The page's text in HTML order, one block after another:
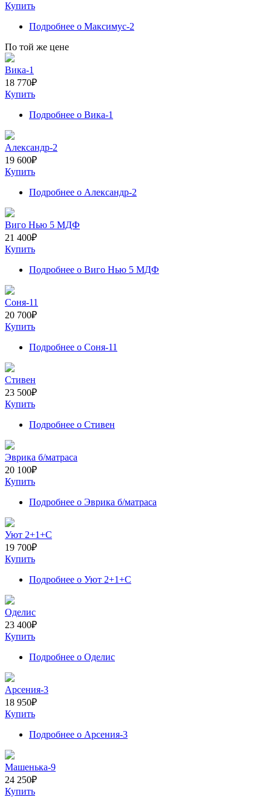
Купить
Подробнее о Максимус-2
По той же цене
Вика-1
18 770₽
Купить
Подробнее о Вика-1
Александр-2
19 600₽
Купить
Подробнее о Александр-2
Виго Нью 5 МДФ
21 400₽
Купить
Подробнее о Виго Нью 5 МДФ
Соня-11
20 700₽
Купить
Подробнее о Соня-11
Стивен
23 500₽
Купить
Подробнее о Стивен
Эврика б/матраса
20 100₽
Купить
Подробнее о Эврика б/матраса
Уют 2+1+С
19 700₽
Купить
Подробнее о Уют 2+1+С
Оделис
23 400₽
Купить
Подробнее о Оделис
Арсения-3
18 950₽
Купить
Подробнее о Арсения-3
Машенька-9
24 250₽
Купить